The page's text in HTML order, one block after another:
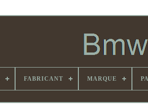
FABRICANT MARQUE